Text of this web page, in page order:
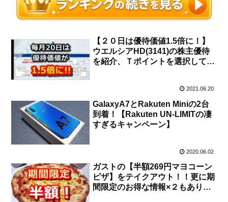
【２０日は優待価値1.5倍に！】
ウエルシアHD(3141)の株主優待
を紹介、Ｔポイントを選択してお
2021.06.20
GalaxyA7とRakuten Miniの2台
到着！【Rakuten UN-LIMITの凄
すぎるキャンペーン】
2020.06.02
ガストの【半額269円マヨコーン
ピザ】をテイクアウト！！更に期
間限定のお得な情報×２もありま